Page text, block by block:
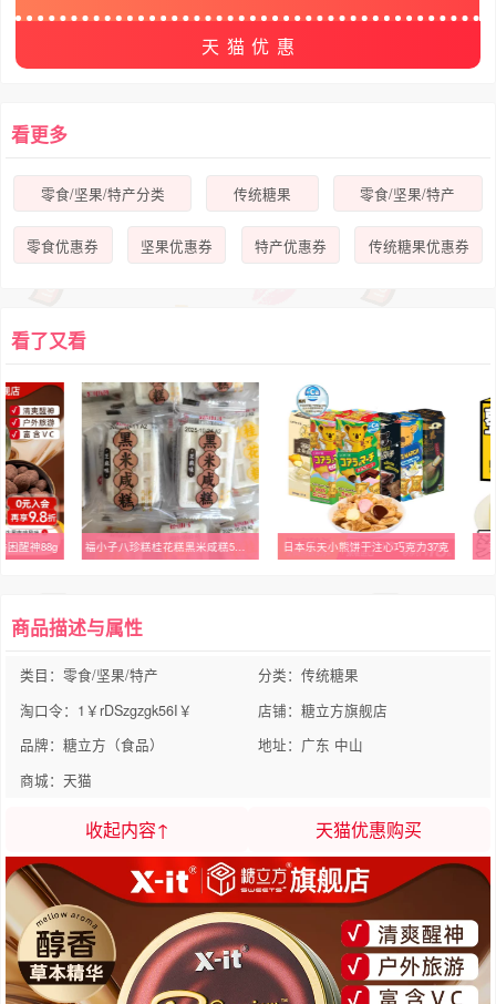
天猫优惠
看更多
零食/坚果/特产分类 传统糖果 零食/坚果/特产
零食优惠券 坚果优惠券 特产优惠券 传统糖果优惠券
看了又看
困醒神88g 福小子八珍糕桂花糕黑米咸糕5斤2斤小包装整箱芝麻芡实糕软糯糕点 日本乐天小熊饼干注心巧克力37克
商品描述与属性
类目：零食/坚果/特产
分类：传统糖果
淘口令：1￥rDSzgzgk56I￥
店铺：糖立方旗舰店
品牌：糖立方（食品）
地址：广东 中山
商城：天猫
收起内容↑ 天猫优惠购买